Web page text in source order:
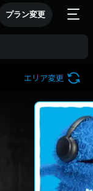
プラン変更
エリア変更